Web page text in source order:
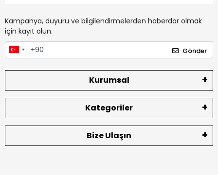
Kampanya, duyuru ve bilgilendirmelerden haberdar olmak
için kayıt olun.
Gönder
Kurumsal
Kategoriler
Bize Ulaşın